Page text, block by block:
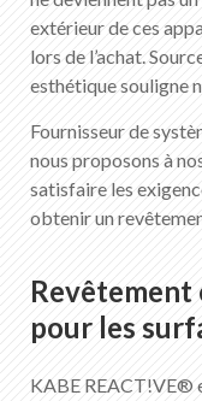
extérieur de ces
lors de l’achat.
esthétique souligne
Fournisseur de
nous proposons à
satisfaire les
obtenir un
pour les
KABE REACT!VE®